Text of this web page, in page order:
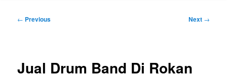
Post
← Previous Next →
Jual Drum Band Di Rokan